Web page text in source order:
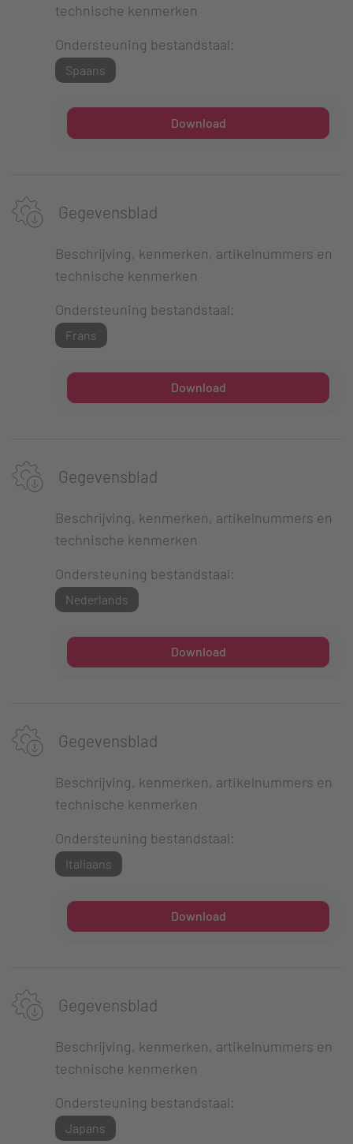
technische kenmerken
Ondersteuning bestandstaal:
Spaans
Download
Gegevensblad
Beschrijving, kenmerken, artikelnummers en
technische kenmerken
Ondersteuning bestandstaal:
Frans
Download
Gegevensblad
Beschrijving, kenmerken, artikelnummers en
technische kenmerken
Ondersteuning bestandstaal:
Nederlands
Download
Gegevensblad
Beschrijving, kenmerken, artikelnummers en
technische kenmerken
Ondersteuning bestandstaal:
Italiaans
Download
Gegevensblad
Beschrijving, kenmerken, artikelnummers en
technische kenmerken
Ondersteuning bestandstaal:
Japans